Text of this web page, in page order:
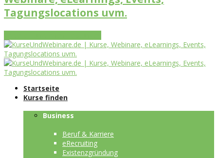
Startseite
Kurse finden
Business
Beruf & Karriere
eRecruiting
Existenzgründung